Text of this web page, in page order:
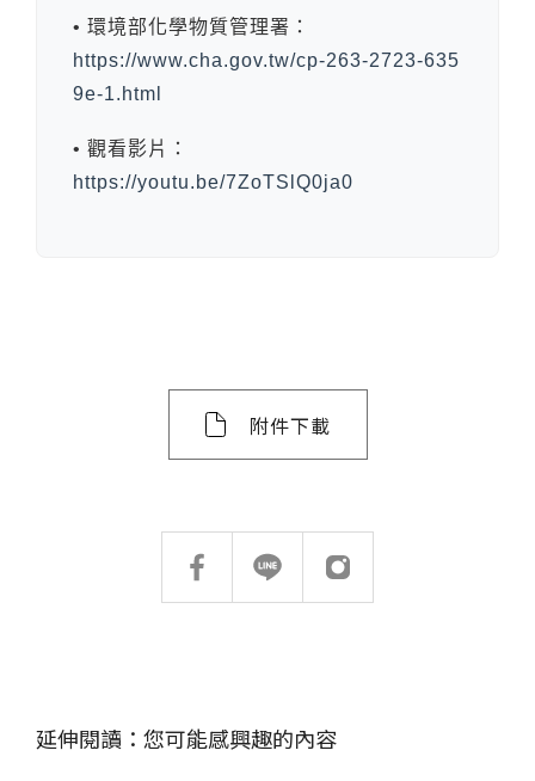
• 環境部化學物質管理署：
https://www.cha.gov.tw/cp-263-2723-635
9e-1.html
• 觀看影片：
https://youtu.be/7ZoTSlQ0ja0
附件下載
延伸閱讀：您可能感興趣的內容